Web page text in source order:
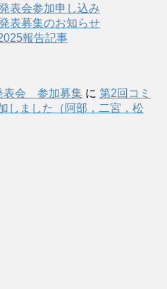
表会参加申し込み
表募集のお知らせ
報告記事
表会 参加募集 に 第2回コミ
しました（阿部，二宮，松